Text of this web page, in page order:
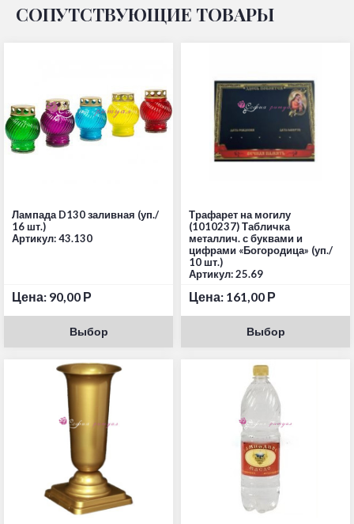
СОПУТСТВУЮЩИЕ ТОВАРЫ
Лампада D130 заливная (уп./
16 шт.)
Артикул: 43.130
Цена: 90,00 Р
Выбор
Трафарет на могилу
(1010237) Табличка
металлич. с буквами и
цифрами «Богородица» (уп./
10 шт.)
Артикул: 25.69
Цена: 161,00 Р
Выбор